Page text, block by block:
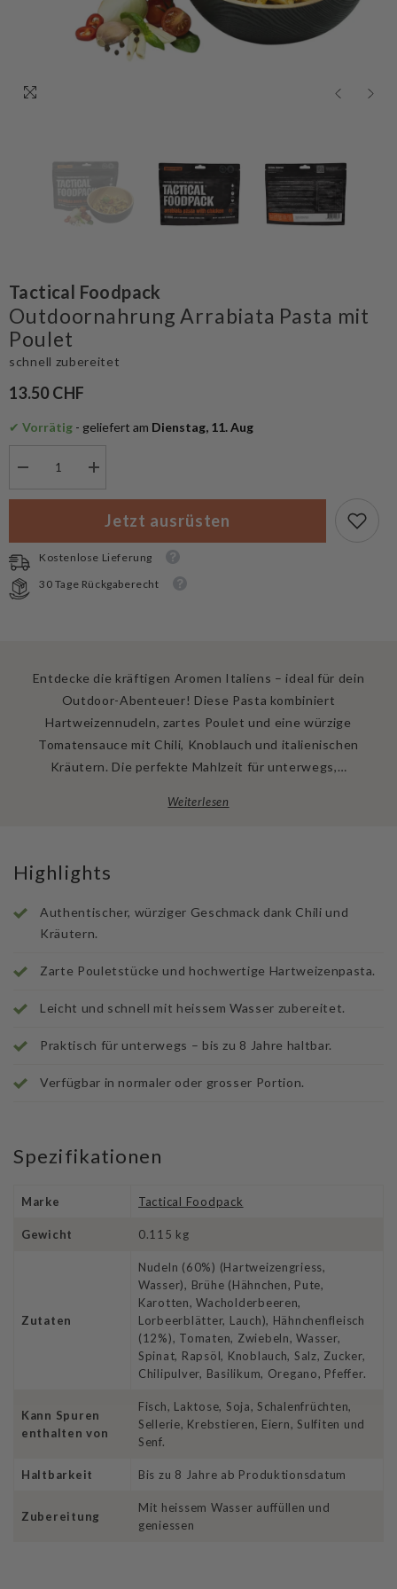
Tactical Foodpack
Outdoornahrung Arrabiata Pasta mit
Poulet
schnell zubereitet
13.50 CHF
✔ Vorrätig - geliefert am Dienstag, 11. Aug
für
Outdoornahrung
Arrabiata
Pasta
mit
Poulet
Menge
für
Tactical
Foodpack
Outdoornahrung
Arrabiata
mit
Poulet
Jetzt ausrüsten
Kostenlose Lieferung
30 Tage Rückgaberecht
Entdecke die kräftigen Aromen Italiens – ideal für dein
Outdoor-Abenteuer! Diese Pasta kombiniert
Hartweizennudeln, zartes Poulet und eine würzige
Tomatensauce mit Chili, Knoblauch und italienischen
Kräutern. Die perfekte Mahlzeit für unterwegs,…
Weiterlesen
Highlights
Authentischer, würziger Geschmack dank Chili und
Kräutern.
Zarte Pouletstücke und hochwertige Hartweizenpasta.
Leicht und schnell mit heissem Wasser zubereitet.
Praktisch für unterwegs – bis zu 8 Jahre haltbar.
Verfügbar in normaler oder grosser Portion.
Spezifikationen
Marke Tactical Foodpack
Gewicht 0.115 kg
Zutaten
Nudeln (60%) (Hartweizengriess,
Wasser), Brühe (Hähnchen, Pute,
Karotten, Wacholderbeeren,
Lorbeerblätter, Lauch), Hähnchenfleisch
(12%), Tomaten, Zwiebeln, Wasser,
Spinat, Rapsöl, Knoblauch, Salz, Zucker,
Chilipulver, Basilikum, Oregano, Pfeffer.
Kann Spuren
enthalten von
Fisch, Laktose, Soja, Schalenfrüchten,
Sellerie, Krebstieren, Eiern, Sulfiten und
Senf.
Haltbarkeit Bis zu 8 Jahre ab Produktionsdatum
Zubereitung
Mit heissem Wasser auffüllen und
geniessen